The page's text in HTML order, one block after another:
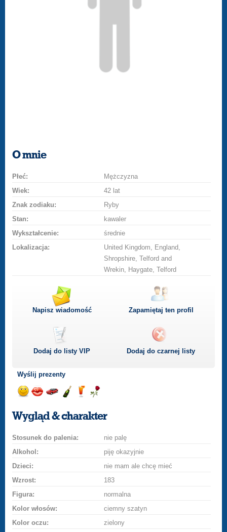
O mnie
Płeć:
Mężczyzna
Wiek:
42 lat
Znak zodiaku:
Ryby
Stan:
kawaler
Wykształcenie:
średnie
Lokalizacja:
United Kingdom, England,
Shropshire, Telford and
Wrekin, Haygate, Telford
Napisz wiadomość Zapamiętaj ten profil
Dodaj do listyVIP Dodaj do czarnej listy
Wyślij prezenty
uśmiech
buziakasamochodem
szampana
drinka
różę
Wygląd & charakter
Stosunek do palenia:
nie palę
Alkohol:
piję okazyjnie
Dzieci:
nie mam ale chcę mieć
Wzrost:
183
Figura:
normalna
Kolor włosów:
ciemny szatyn
Kolor oczu:
zielony